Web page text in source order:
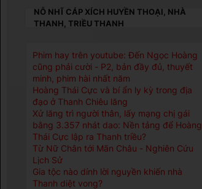
NỖ NHĨ CÁP XÍCH HUYỀN THOẠI, NHÀ
THANH, TRIỀU THANH
Phim hay trên youtube: Đến Ngọc Hoàng
cũng phải cười - P2, bản đầy đủ, thuyết
minh, phim hài nhất năm
Hoàng Thái Cực và bí ẩn ly kỳ trong địa
đạo ở Thanh Chiêu lăng
Xử lăng trì người thân, lấy mạng chị gái
bằng 3.357 nhát dao: Nền tảng để Hoàng
Thái Cực lập ra Thanh triều?
Từ Nữ Chân tới Mãn Châu - Nghiên Cứu
Lịch Sử
Gia tộc nào dính lời nguyền khiến nhà
Thanh diệt vong?